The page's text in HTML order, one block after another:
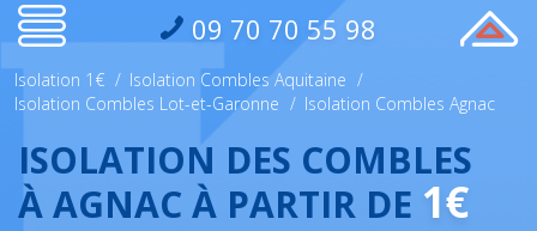
09 70 70 55 98
Isolation 1€ / Isolation Combles Aquitaine /
Isolation Combles Lot-et-Garonne / Isolation Combles Agnac
ISOLATION DES COMBLES
À AGNAC À PARTIR DE 1€